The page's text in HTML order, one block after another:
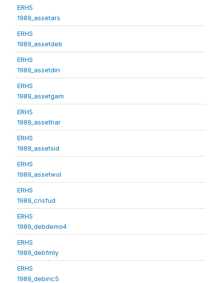
ERHS
1989_assetars
ERHS
1989_assetdeb
ERHS
1989_assetdin
ERHS
1989_assetgam
ERHS
1989_assethar
ERHS
1989_assetsid
ERHS
1989_assetwol
ERHS
1989_crisfud
ERHS
1989_debdemo4
ERHS
1989_debfmly
ERHS
1989_debinc5